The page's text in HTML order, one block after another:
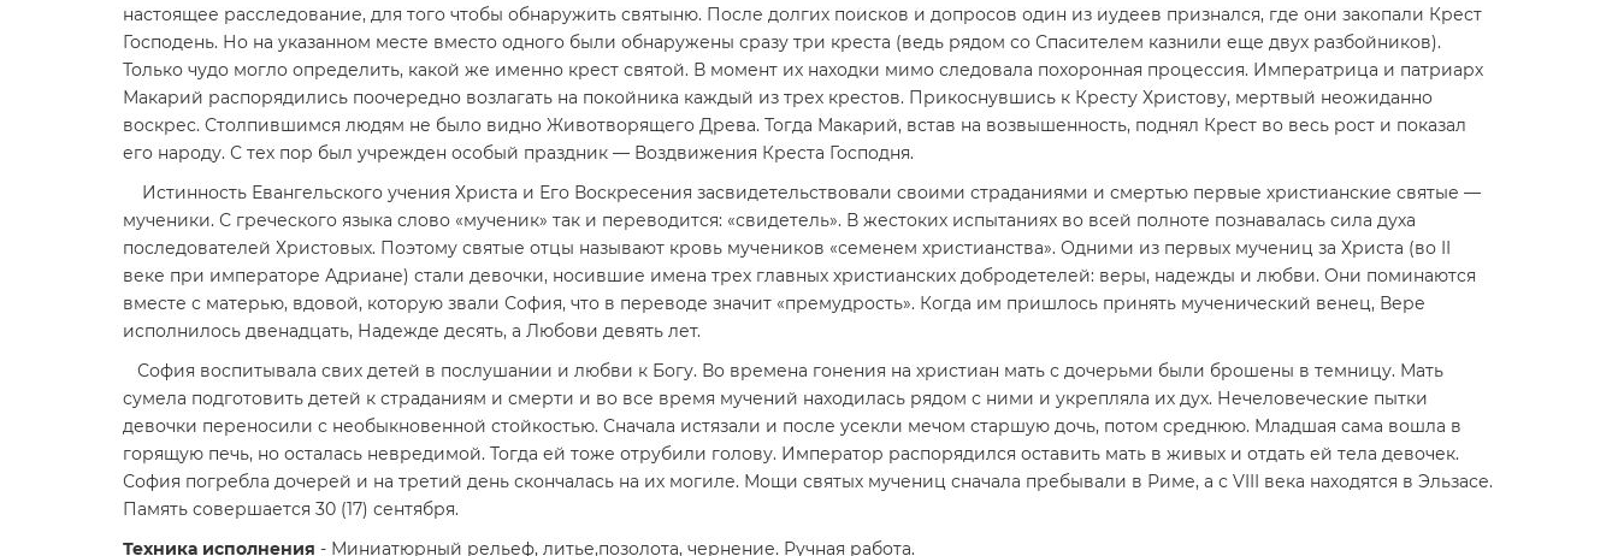
настоящее расследование, для того чтобы обнаружить святыню. После долгих поисков и допросов один из иудеев признался, где они закопали Крест
Господень. Но на указанном месте вместо одного были обнаружены сразу три креста (ведь рядом со Спасителем казнили еще двух разбойников).
Только чудо могло опре­делить, какой же именно крест святой. В момент их находки мимо следовала похоронная процессия. Императрица и патриарх
Макарий распорядились поочередно возлагать на покойника каждый из трех крестов. Прикоснувшись к Кресту Христову, мертвый неожиданно
воскрес. Столпившимся людям не было видно Животворящего Древа. Тогда Макарий, встав на возвышенность, поднял Крест во весь рост и показал
его народу. С тех пор был учрежден особый праздник — Воздвижения Креста Господня.
Истинность Евангельского учения Христа и Его Воскресения засвидетельствовали своими страданиями и смертью первые христианские святые —
мученики. С греческого языка слово «мученик» так и переводится: «свидетель». В жестоких испытаниях во всей полноте познавалась сила духа
последователей Христовых. Поэтому святые отцы называют кровь мучеников «семенем христианства». Одними из первых мучениц за Христа (во II
веке при императоре Адриане) стали девочки, носившие имена трех главных христианских добродетелей: веры, надежды и любви. Они поминаются
вместе с матерью, вдовой, которую звали София, что в переводе значит «премудрость». Когда им пришлось принять мученический венец, Вере
исполнилось двенадцать, Надежде десять, а Любови девять лет.
София воспитывала свих детей в послушании и любви к Богу. Во времена гонения на христиан мать с дочерьми были брошены в темницу. Мать
сумела подготовить детей к страданиям и смерти и во все время мучений находилась рядом с ними и укрепляла их дух. Нечеловеческие пытки
девочки переносили с необыкновенной стойкостью. Сначала истязали и после усекли мечом старшую дочь, потом среднюю. Младшая сама вошла в
горящую печь, но осталась невредимой. Тогда ей тоже отрубили голову. Император распорядился оставить мать в живых и отдать ей тела девочек.
София погребла дочерей и на третий день скончалась на их могиле. Мощи святых мучениц сначала пребывали в Риме, а с VIII века находятся в Эльзасе.
Память совершается 30 (17) сентября.
Техника исполнения - Миниатюрный рельеф, литье,позолота, чернение. Ручная работа.